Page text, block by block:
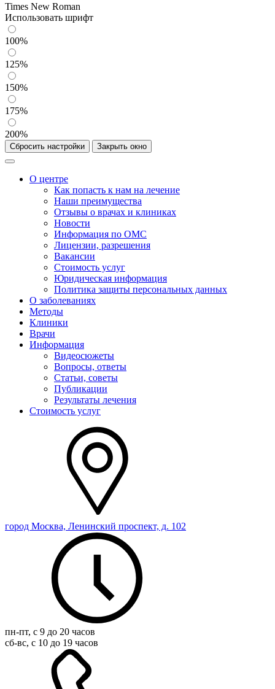
Times New Roman
Использовать шрифт
100%
125%
150%
175%
200%
Сбросить настройки Закрыть окно
О центре
Как попасть к нам на лечение
Наши преимущества
Отзывы о врачах и клиниках
Новости
Информация по ОМС
Лицензии, разрешения
Вакансии
Стоимость услуг
Юридическая информация
Политика защиты персональных данных
О заболеваниях
Методы
Клиники
Врачи
Информация
Видеосюжеты
Вопросы, ответы
Статьи, советы
Публикации
Результаты лечения
Стоимость услуг
город Москва, Ленинский проспект, д. 102
пн-пт, с 9 до 20 часов
сб-вс, с 10 до 19 часов